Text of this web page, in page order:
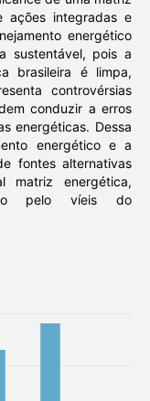
ações integradas e
energético
sustentável, pois a
brasileira é limpa,
controvérsias
conduzir a erros
energéticas. Dessa
energético e a
fontes alternativas
matriz energética,
pelo víeis do